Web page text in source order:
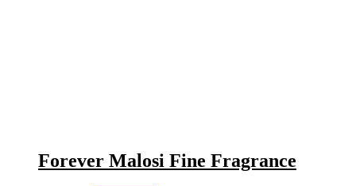
Forever Malosi Fine Fragrance